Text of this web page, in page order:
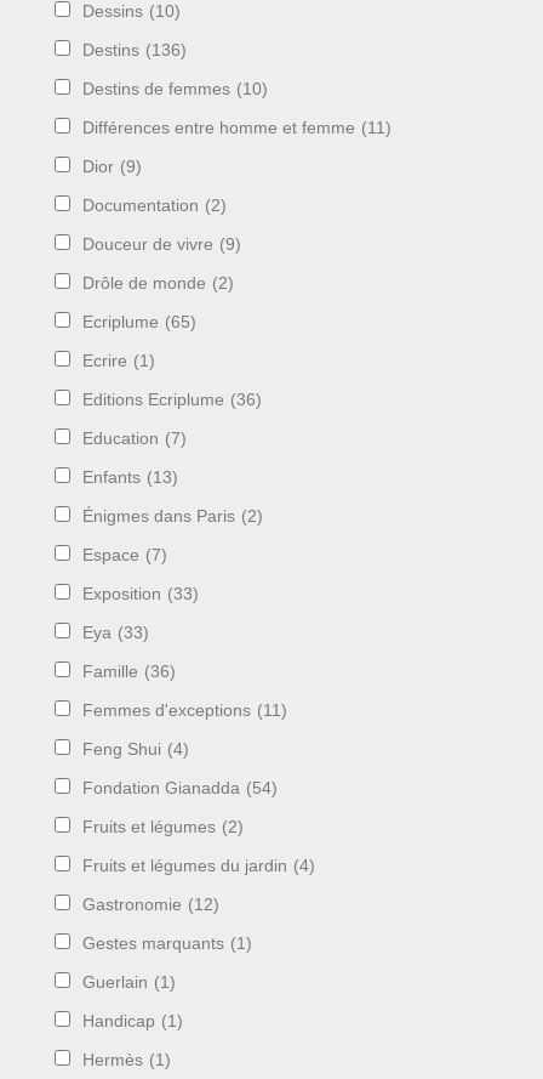
Dessins (10)
Destins (136)
Destins de femmes (10)
Différences entre homme et femme (11)
Dior (9)
Documentation (2)
Douceur de vivre (9)
Drôle de monde (2)
Ecriplume (65)
Ecrire (1)
Editions Ecriplume (36)
Education (7)
Enfants (13)
Énigmes dans Paris (2)
Espace (7)
Exposition (33)
Eya (33)
Famille (36)
Femmes d'exceptions (11)
Feng Shui (4)
Fondation Gianadda (54)
Fruits et légumes (2)
Fruits et légumes du jardin (4)
Gastronomie (12)
Gestes marquants (1)
Guerlain (1)
Handicap (1)
Hermès (1)